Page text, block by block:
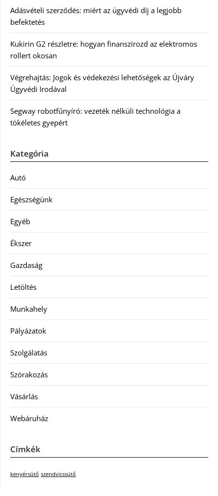
Adásvételi szerződés: miért az ügyvédi díj a legjobb
befektetés
Kukirin G2 részletre: hogyan finanszírozd az elektromos
rollert okosan
Végrehajtás: Jogok és védekezési lehetőségek az Újváry
Ügyvédi Irodával
Segway robotfűnyíró: vezeték nélküli technológia a
tökéletes gyepért
Kategória
Autó
Egészségünk
Egyéb
Ékszer
Gazdaság
Letöltés
Munkahely
Pályázatok
Szolgálatás
Szórakozás
Vásárlás
Webáruház
Címkék
kenyérsütő szendvicssütő